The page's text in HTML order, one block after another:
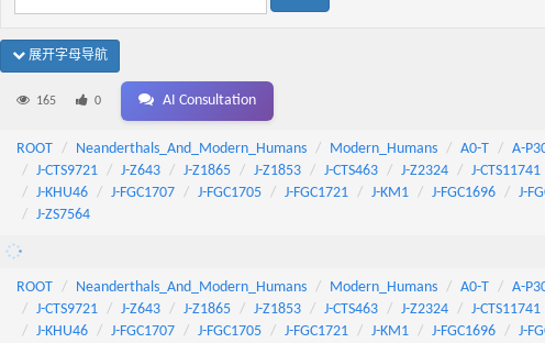
展开字母导航
165 0 AI Consultation
ROOT Neanderthals_And_Modern_Humans Modern_Humans A0-T A-
J-CTS9721
J-Z643 J-Z1865 J-Z1853 J-CTS463 J-Z2324 J-CTS11741
J-KHU46
J-FGC1707 J-FGC1705 J-FGC1721 J-KM1 J-FGC1696 J-
J-ZS7564
ROOT Neanderthals_And_Modern_Humans Modern_Humans A0-T A-
J-CTS9721
J-Z643 J-Z1865 J-Z1853 J-CTS463 J-Z2324 J-CTS11741
J-KHU46
J-FGC1707 J-FGC1705 J-FGC1721 J-KM1 J-FGC1696 J-